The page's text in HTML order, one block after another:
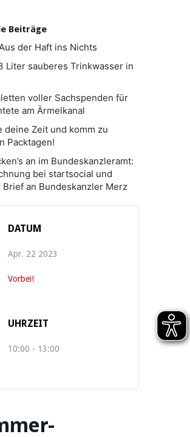
Beiträge
der Haft ins Nichts
Liter sauberes Trinkwasser in
voller Sachspenden für
am Ärmelkanal
deine Zeit und komm zu
Packtagen!
an im Bundeskanzleramt:
bei startsocial und
an Bundeskanzler Merz
DATUM
Apr. 22 2023
Vorbei!
UHRZEIT
10:00 - 13:00